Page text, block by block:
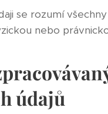
se rozumí
nebo
údajů